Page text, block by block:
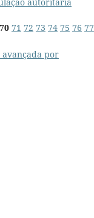
70 71 72 73 74 75 76 77
por